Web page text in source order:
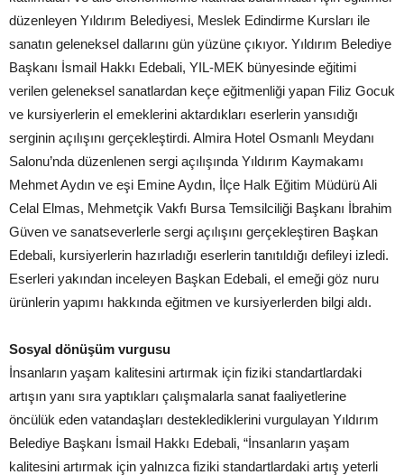
düzenleyen Yıldırım Belediyesi, Meslek Edindirme Kursları ile
sanatın geleneksel dallarını gün yüzüne çıkıyor. Yıldırım Belediye
Başkanı İsmail Hakkı Edebali, YIL-MEK bünyesinde eğitimi
verilen geleneksel sanatlardan keçe eğitmenliği yapan Filiz Gocuk
ve kursiyerlerin el emeklerini aktardıkları eserlerin yansıdığı
serginin açılışını gerçekleştirdi. Almira Hotel Osmanlı Meydanı
Salonu’nda düzenlenen sergi açılışında Yıldırım Kaymakamı
Mehmet Aydın ve eşi Emine Aydın, İlçe Halk Eğitim Müdürü Ali
Celal Elmas, Mehmetçik Vakfı Bursa Temsilciliği Başkanı İbrahim
Güven ve sanatseverlerle sergi açılışını gerçekleştiren Başkan
Edebali, kursiyerlerin hazırladığı eserlerin tanıtıldığı defileyi izledi.
Eserleri yakından inceleyen Başkan Edebali, el emeği göz nuru
ürünlerin yapımı hakkında eğitmen ve kursiyerlerden bilgi aldı.
Sosyal dönüşüm vurgusu
İnsanların yaşam kalitesini artırmak için fiziki standartlardaki
artışın yanı sıra yaptıkları çalışmalarla sanat faaliyetlerine
öncülük eden vatandaşları desteklediklerini vurgulayan Yıldırım
Belediye Başkanı İsmail Hakkı Edebali, “İnsanların yaşam
kalitesini artırmak için yalnızca fiziki standartlardaki artış yeterli